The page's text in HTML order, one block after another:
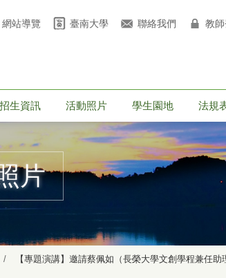
網站導覽 臺南大學 聯絡我們 教師
招生資訊 活動照片 學生園地 法規
片
【專題演講】邀請蔡佩如（長榮大學文創學程兼任助